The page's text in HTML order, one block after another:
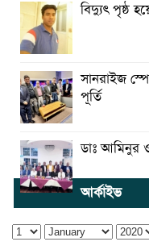
বিদ্যুৎ পৃষ্ঠ
সানরাইজ
পূর্তি
ডাঃ আমিনুর
আর্কাইভ